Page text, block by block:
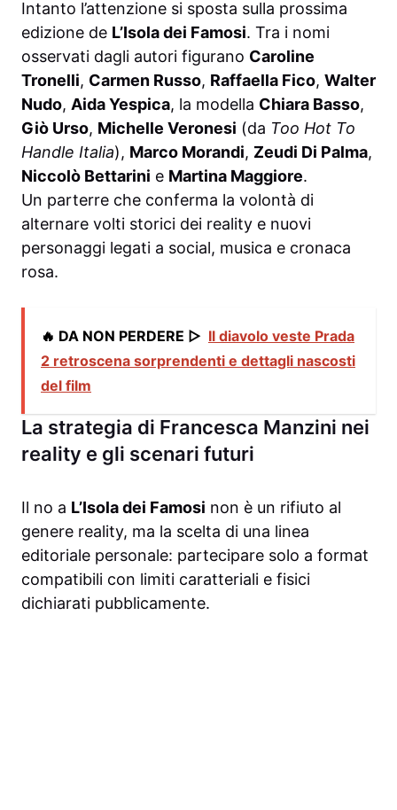
Intanto l’attenzione si sposta sulla prossima
edizione de L’Isola dei Famosi. Tra i nomi
osservati dagli autori figurano Caroline
Tronelli, Carmen Russo, Raffaella Fico, Walter
Nudo, Aida Yespica, la modella Chiara Basso,
Giò Urso, Michelle Veronesi (da Too Hot To
Handle Italia), Marco Morandi, Zeudi Di Palma,
Niccolò Bettarini e Martina Maggiore.
Un parterre che conferma la volontà di
alternare volti storici dei reality e nuovi
personaggi legati a social, musica e cronaca
rosa.
🔥 DA NON PERDERE ▷ Il diavolo veste Prada
2 retroscena sorprendenti e dettagli nascosti
del film
La strategia di Francesca Manzini nei
reality e gli scenari futuri
Il no a L’Isola dei Famosi non è un rifiuto al
genere reality, ma la scelta di una linea
editoriale personale: partecipare solo a format
compatibili con limiti caratteriali e fisici
dichiarati pubblicamente.